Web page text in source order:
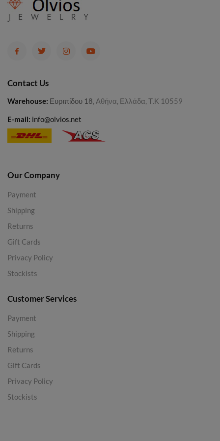
Contact Us
Warehouse: Ευριπίδου 18, Αθήνα, Ελλάδα, Τ.Κ 10559
E-mail: info@olvios.net
Our Company
Payment
Shipping
Returns
Gift Cards
Privacy Policy
Stockists
Customer Services
Payment
Shipping
Returns
Gift Cards
Privacy Policy
Stockists